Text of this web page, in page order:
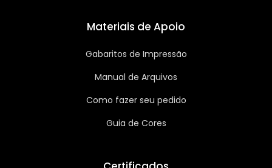
Materiais de Apoio
Gabaritos de Impressão
Manual de Arquivos
Como fazer seu pedido
Guia de Cores